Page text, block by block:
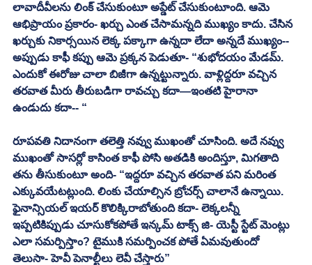
లావాదీవీలను లింక్ చేసుకుంటూ అప్డేట్ చేసుకుంటూంది. ఆమె
ఆభిప్రాయం ప్రకారం- ఖర్చు ఎంత చేసామన్నది ముఖ్యం కాదు. చేసిన
ఖర్చుకు నికార్సయిన లెక్క పక్కాగా ఉన్నదా లేదా అన్నదే ముఖ్యం--
అప్పుడు కాఫీ కప్పు ఆమె ప్రక్కన పెడుతూ- “శుభోదయం మేడమ్.
ఎందుకో ఈరోజు చాలా బిజీగా ఉన్నట్టున్నారు. వాళ్లిద్దరూ వచ్చిన
తరవాత మీరు తీరుబడిగా రావచ్చు కదా—ఇంతటి హైరానా
ఉండుదు కదా-- “
రూపవతి నిదానంగా తలెత్తి నవ్వు ముఖంతో చూసింది. అదే నవ్వు
ముఖంతో సాసర్లో కాసింత కాఫీ పోసి అతడికి అందిస్తూ, మిగతాది
తను తీసుకుంటూ అంది- “ఇద్దరూ వచ్చిన తరవాత పని మరింత
ఎక్కువయేటట్లుంది. లింకు చేయాల్సిన బ్రోచర్స్ చాలానే ఉన్నాయి.
ఫైనాన్సియల్ ఇయర్ కొలిక్కిరాబోతుంది కదా- లెక్కలన్నీ
ఇప్పటికిప్పుడు చూసుకోకపోతే ఇన్కమ్ టాక్స్ జి- యెస్టీ స్టేట్ మెంట్లు
ఎలా సమర్పిస్తాం? టైముకి సమర్పించక పోతే ఏమవుతుందో
తెలుసా- హెవీ పెనాల్టీలు లెవీ చేస్తారు”